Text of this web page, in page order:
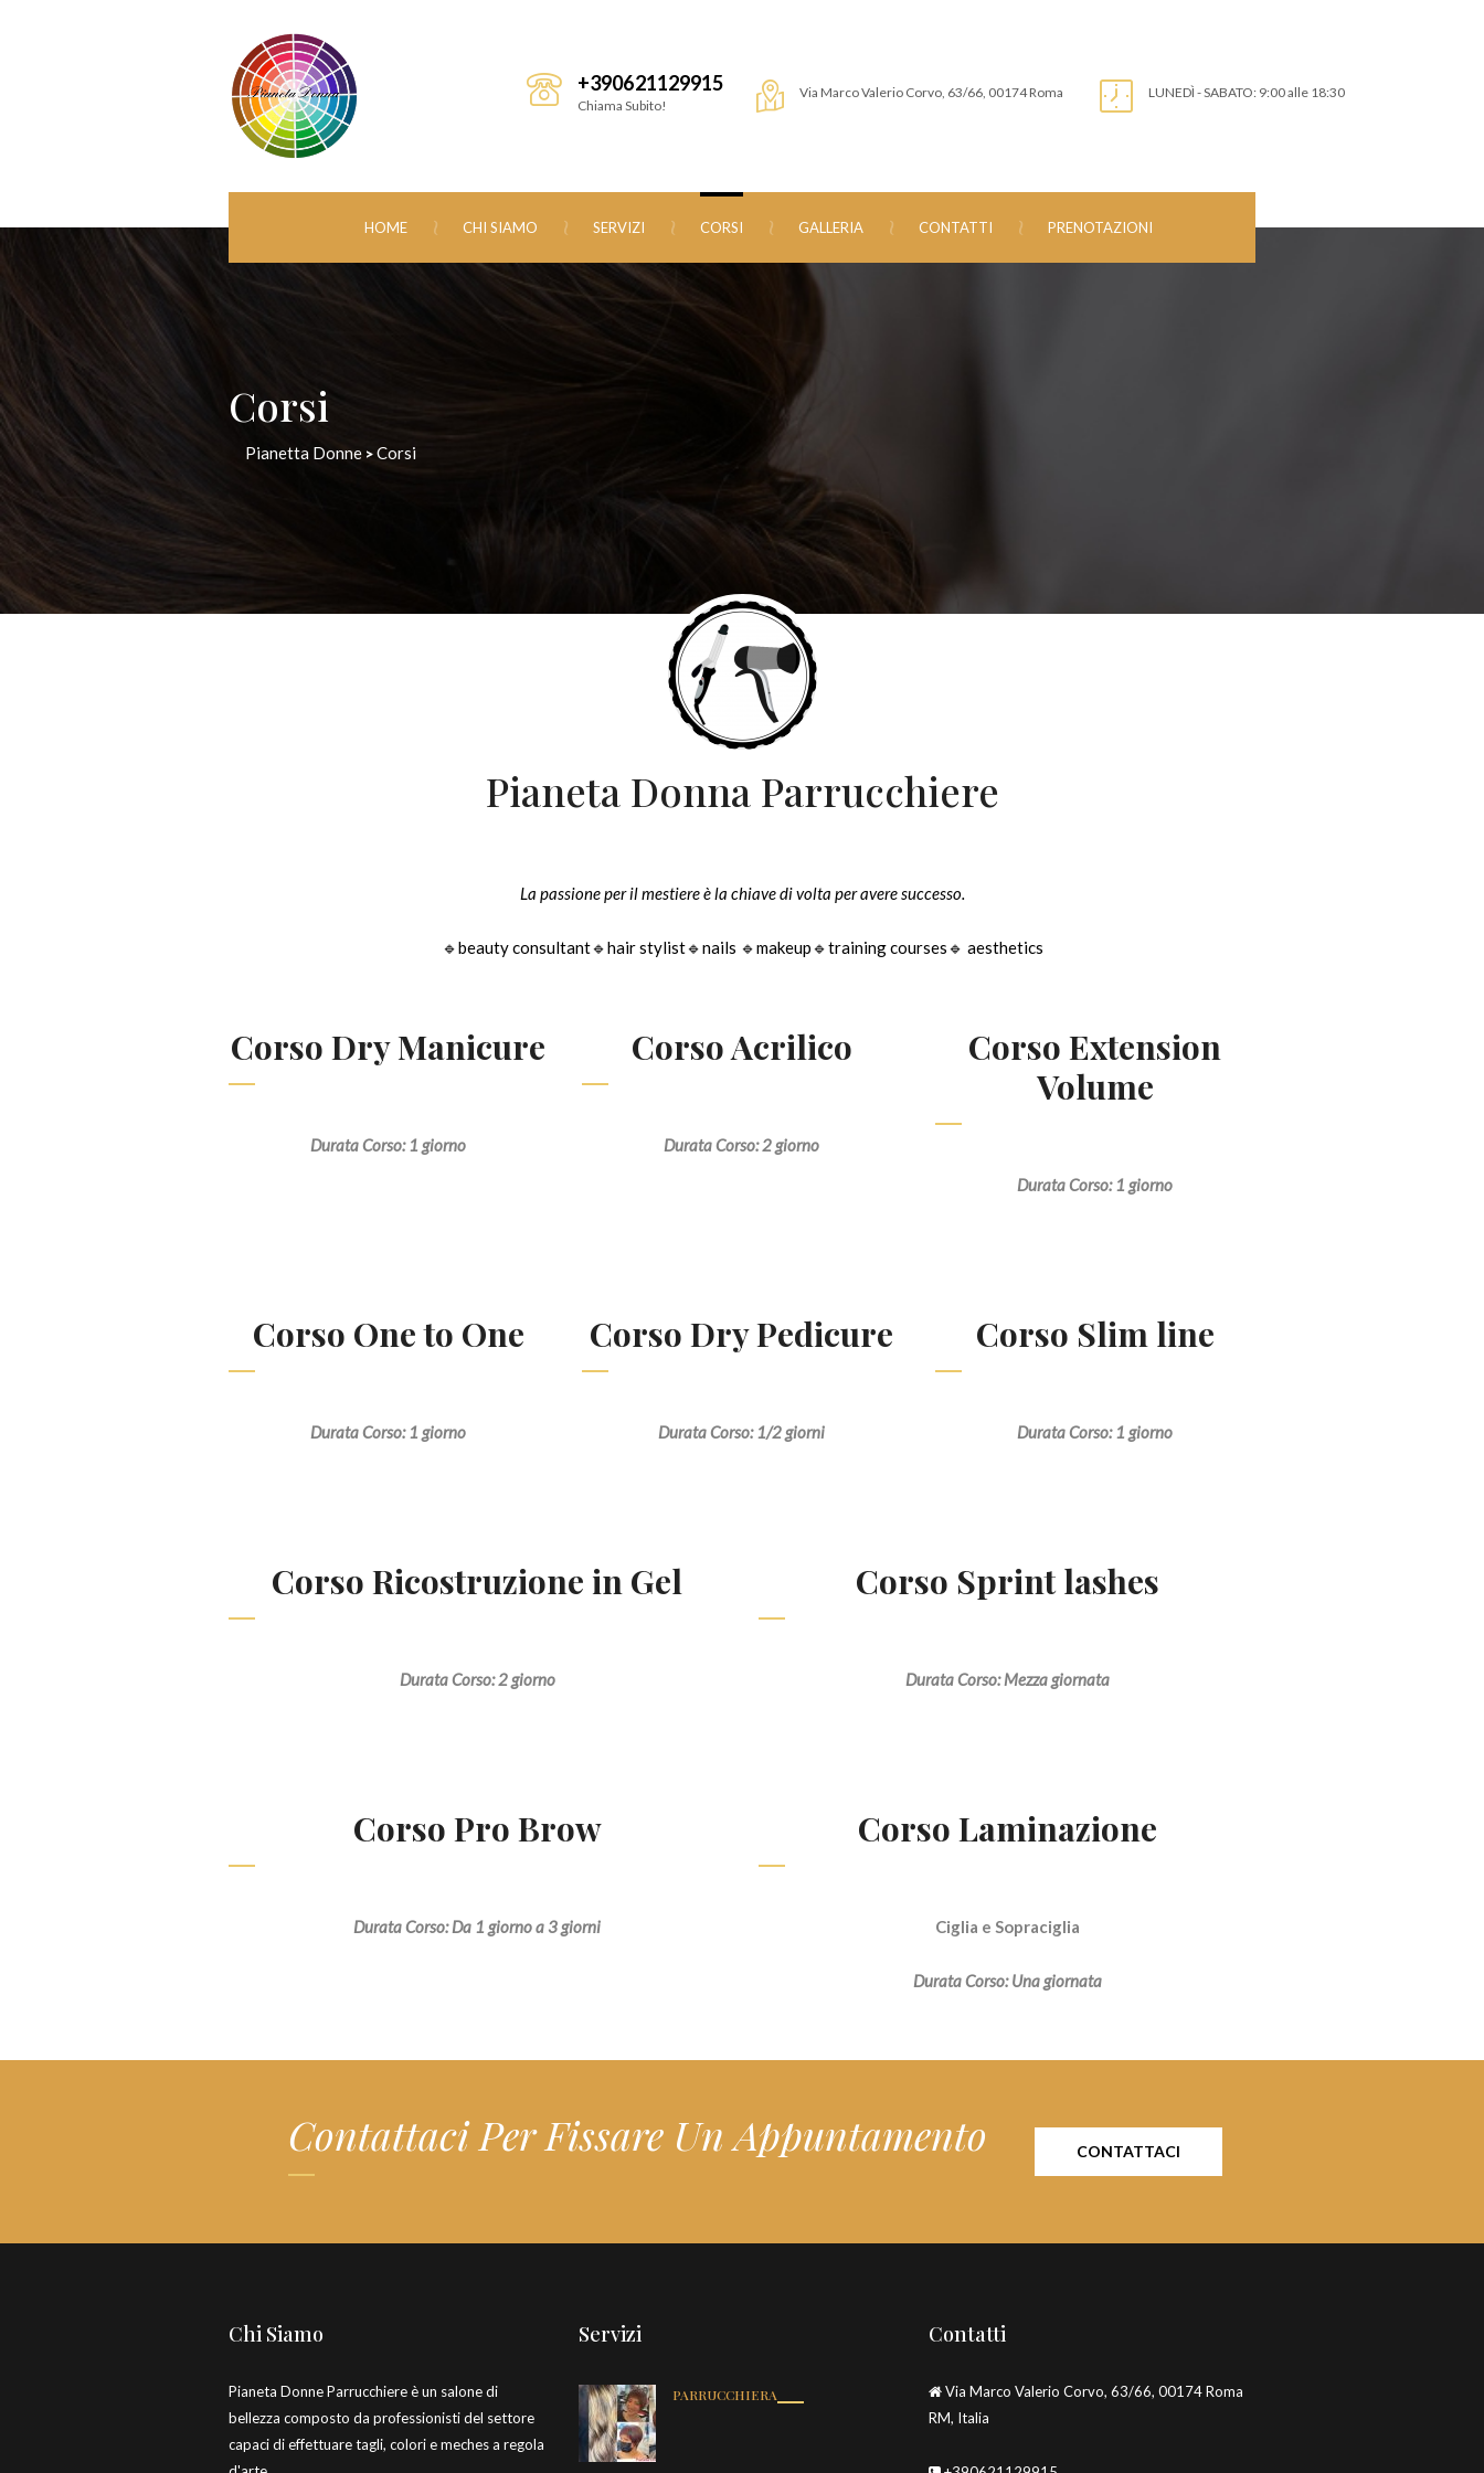
+390621129915
Chiama Subito!
Via Marco Valerio Corvo, 63/66, 00174 Roma LUNEDÌ - SABATO: 9:00 alle 18:30
HOME CHI SIAMO SERVIZI CORSI GALLERIA CONTATTI PRENOTAZIONI
Corsi
Pianetta Donne >Corsi
Pianeta Donna Parrucchiere
La passione per il mestiere è la chiave di volta per avere successo.
🔹beauty consultant🔹hair stylist🔹nails 🔹makeup🔹training courses🔹 aesthetics
Corso Dry Manicure
Durata Corso: 1 giorno
Corso Acrilico
Durata Corso: 2 giorno
Corso Extension
Volume
Durata Corso: 1 giorno
Corso One to One
Durata Corso: 1 giorno
Corso Dry Pedicure
Durata Corso: 1/2 giorni
Corso Slim line
Durata Corso: 1 giorno
Corso Ricostruzione in Gel
Durata Corso: 2 giorno
Corso Sprint lashes
Durata Corso: Mezza giornata
Corso Pro Brow
Durata Corso: Da 1 giorno a 3 giorni
Corso Laminazione
Ciglia e Sopraciglia
Durata Corso: Una giornata
Contattaci Per Fissare Un Appuntamento CONTATTACI
Chi Siamo
Pianeta Donne Parrucchiere è un salone di
bellezza composto da professionisti del settore
capaci di effettuare tagli, colori e meches a regola
Servizi
PARRUCCHIERA
Contatti
Via Marco Valerio Corvo, 63/66, 00174 Roma
RM, Italia